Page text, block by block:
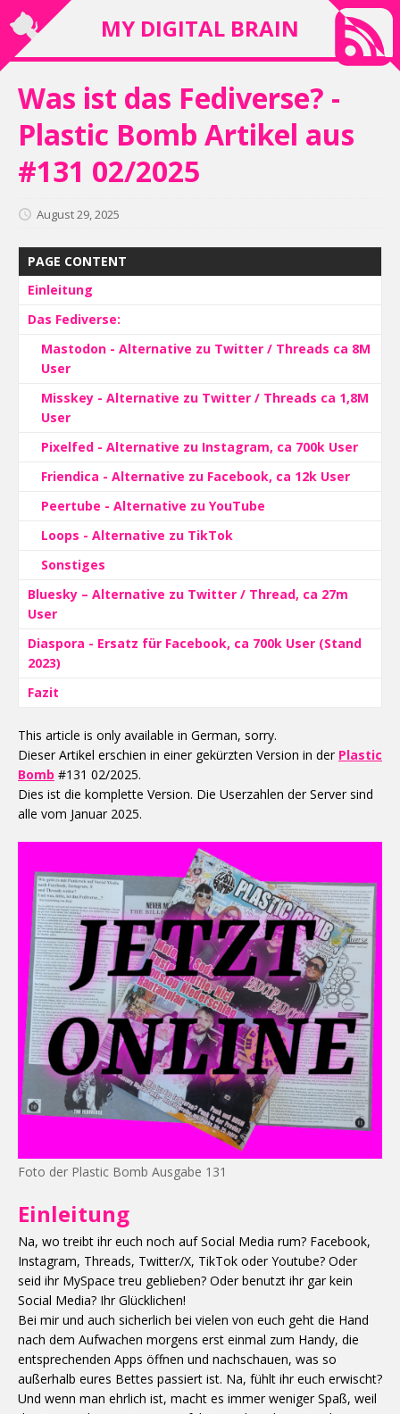
MY DIGITAL BRAIN
Was ist das Fediverse? -
Plastic Bomb Artikel aus
#131 02/2025
August 29, 2025
PAGE CONTENT
Einleitung
Das Fediverse:
Mastodon - Alternative zu Twitter / Threads ca 8M
User
Misskey - Alternative zu Twitter / Threads ca 1,8M
User
Pixelfed - Alternative zu Instagram, ca 700k User
Friendica - Alternative zu Facebook, ca 12k User
Peertube - Alternative zu YouTube
Loops - Alternative zu TikTok
Sonstiges
Bluesky – Alternative zu Twitter / Thread, ca 27m
User
Diaspora - Ersatz für Facebook, ca 700k User (Stand
2023)
Fazit
This article is only available in German, sorry.
Dieser Artikel erschien in einer gekürzten Version in der Plastic
Bomb #131 02/2025.
Dies ist die komplette Version. Die Userzahlen der Server sind
alle vom Januar 2025.
Foto der Plastic Bomb Ausgabe 131
Einleitung
Na, wo treibt ihr euch noch auf Social Media rum? Facebook,
Instagram, Threads, Twitter/X, TikTok oder Youtube? Oder
seid ihr MySpace treu geblieben? Oder benutzt ihr gar kein
Social Media? Ihr Glücklichen!
Bei mir und auch sicherlich bei vielen von euch geht die Hand
nach dem Aufwachen morgens erst einmal zum Handy, die
entsprechenden Apps öffnen und nachschauen, was so
außerhalb eures Bettes passiert ist. Na, fühlt ihr euch erwischt?
Und wenn man ehrlich ist, macht es immer weniger Spaß, weil